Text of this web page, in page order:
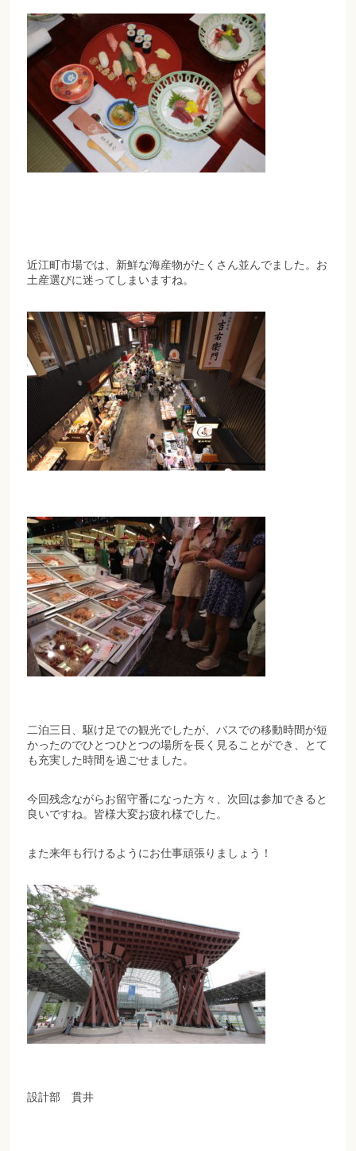
近江町市場では、新鮮な海産物がたくさん並んでました。お
土産選びに迷ってしまいますね。
二泊三日、駆け足での観光でしたが、バスでの移動時間が短
かったのでひとつひとつの場所を長く見ることができ、とて
も充実した時間を過ごせました。
今回残念ながらお留守番になった方々、次回は参加できると
良いですね。皆様大変お疲れ様でした。
また来年も行けるようにお仕事頑張りましょう！
設計部 貫井